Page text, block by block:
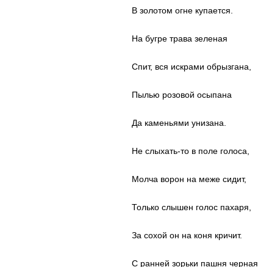
В золотом огне купается.
На бугре трава зеленая
Спит, вся искрами обрызгана,
Пылью розовой осыпана
Да каменьями унизана.
Не слыхать-то в поле голоса,
Молча ворон на меже сидит,
Только слышен голос пахаря,
За сохой он на коня кричит.
С ранней зорьки пашня черная